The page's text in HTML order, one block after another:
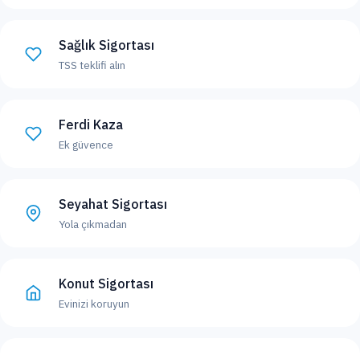
Sağlık Sigortası
TSS teklifi alın
Ferdi Kaza
Ek güvence
Seyahat Sigortası
Yola çıkmadan
Konut Sigortası
Evinizi koruyun